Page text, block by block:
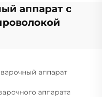
аппарат с
аппарат
аппарата